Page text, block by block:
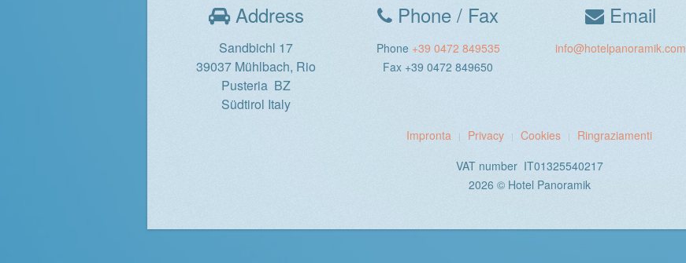
Address
Sandbichl 17
39037 Mühlbach, Rio
Pusteria BZ
Südtirol Italy
Phone / Fax
Phone +39 0472 849535
Fax +39 0472 849650
Email
info@hotelpanoramik.com
Impronta Privacy Cookies
Ringraziamenti
VAT number IT01325540217
2026 © Hotel Panoramik